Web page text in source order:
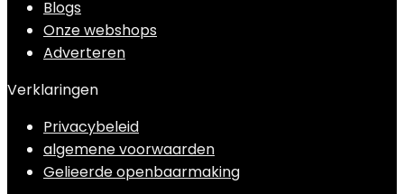
Blogs
Onze webshops
Adverteren
Verklaringen
Privacybeleid
algemene voorwaarden
Gelieerde openbaarmaking